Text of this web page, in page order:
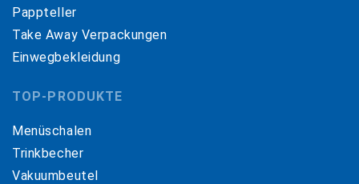
Pappteller
Take Away Verpackungen
Einwegbekleidung
TOP-PRODUKTE
Menüschalen
Trinkbecher
Vakuumbeutel